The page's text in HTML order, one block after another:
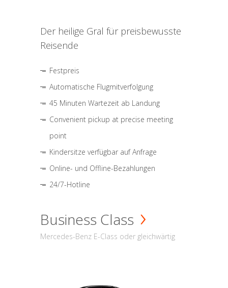
Der heilige Gral für preisbewusste
Reisende
Festpreis
Automatische Flugmitverfolgung
45 Minuten Wartezeit ab Landung
Convenient pickup at precise meeting
point
Kindersitze verfügbar auf Anfrage
Online- und Offline-Bezahlungen
24/7-Hotline
Business Class
Mercedes-Benz E-Class oder gleichwärtig